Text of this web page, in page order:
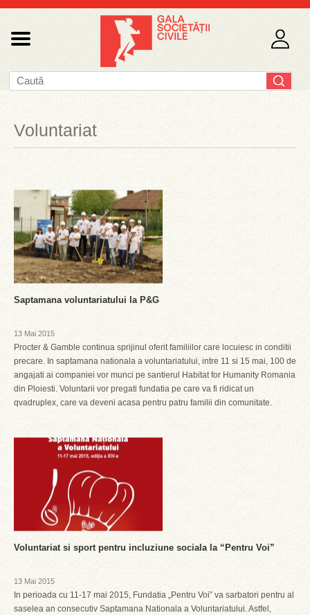
Voluntariat
Saptamana voluntariatului la P&G
13 Mai 2015
Procter & Gamble continua sprijinul oferit familiilor care locuiesc in conditii
precare. In saptamana nationala a voluntariatului, intre 11 si 15 mai, 100 de
angajati ai companiei vor munci pe santierul Habitat for Humanity Romania
din Ploiesti. Voluntarii vor pregati fundatia pe care va fi ridicat un
qvadruplex, care va deveni acasa pentru patru familii din comunitate.
Voluntariat si sport pentru incluziune sociala la “Pentru Voi”
13 Mai 2015
In perioada cu 11-17 mai 2015, Fundatia „Pentru Voi” va sarbatori pentru al
saselea an consecutiv Saptamana Nationala a Voluntariatului. Astfel,